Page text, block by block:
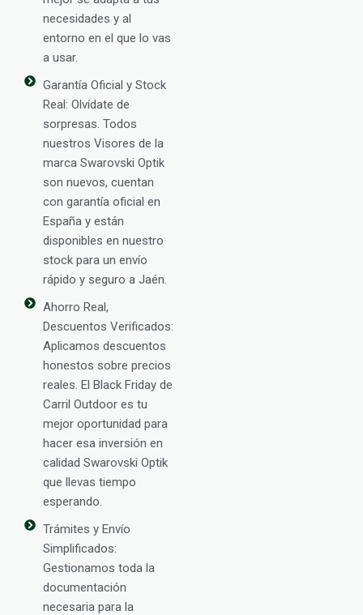
necesidades y al
entorno en el que lo vas
a usar.
Garantía Oficial y Stock
Real: Olvídate de
sorpresas. Todos
nuestros Visores de la
marca Swarovski Optik
son nuevos, cuentan
con garantía oficial en
España y están
disponibles en nuestro
stock para un envío
rápido y seguro a Jaén.
Ahorro Real,
Descuentos Verificados:
Aplicamos descuentos
honestos sobre precios
reales. El Black Friday de
Carril Outdoor es tu
mejor oportunidad para
hacer esa inversión en
calidad Swarovski Optik
que llevas tiempo
esperando.
Trámites y Envío
Simplificados:
Gestionamos toda la
documentación
necesaria para la